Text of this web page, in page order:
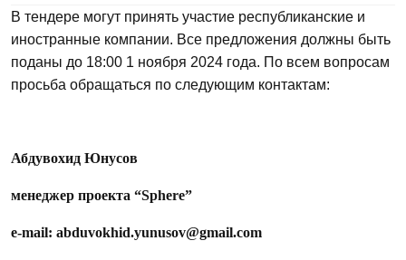
В тендере могут принять участие республиканские и
иностранные компании. Все предложения должны быть
поданы до 18:00 1 ноября 2024 года. По всем вопросам
просьба обращаться по следующим контактам:
Абдувохид Юнусов
менеджер проекта “Sphere”
e-mail: abduvokhid.yunusov@gmail.com